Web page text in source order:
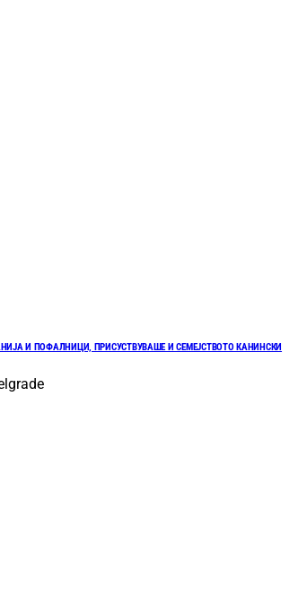
И ПОФАЛНИЦИ, ПРИСУСТВУВАШЕ И СЕМЕЈСТВОТО КАНИНСКИ